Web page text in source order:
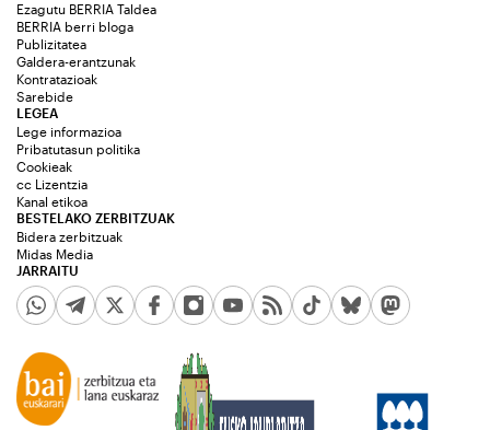
Ezagutu BERRIA Taldea
BERRIA berri bloga
Publizitatea
Galdera-erantzunak
Kontratazioak
Sarebide
JARRAITU
LEGEA
Lege informazioa
Pribatutasun politika
Cookieak
cc Lizentzia
Kanal etikoa
BESTELAKO ZERBITZUAK
Bidera zerbitzuak
Midas Media